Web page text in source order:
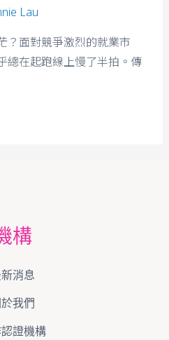
Lau
？面對競爭激烈的就業市
總在起跑線上慢了半拍。傳
構
消息
我們
證機構